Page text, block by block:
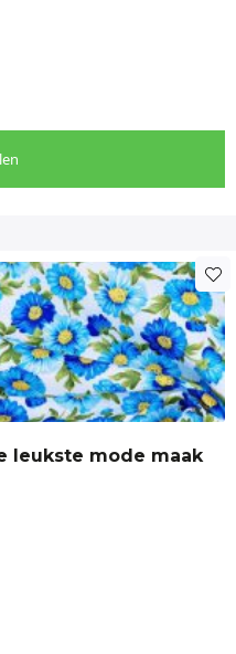
leukste mode maak